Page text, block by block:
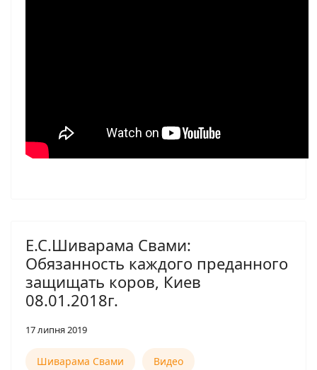
Е.С.Шиварама Свами:
Обязанность каждого преданного
защищать коров, Киев
08.01.2018г.
17 липня 2019
Шиварама Свами Видео